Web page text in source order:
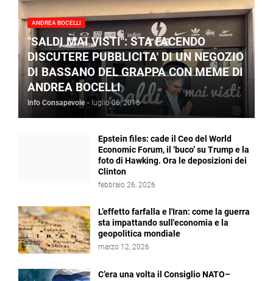
ANDREA BOCELLI
"SALDI MAI VISTI": STA FACENDO
DISCUTERE PUBBLICITA' DI UN NEGOZIO
DI BASSANO DEL GRAPPA CON MEME DI
ANDREA BOCELLI
Info Consapevole - luglio 06, 2016
Epstein files: cade il Ceo del World
Economic Forum, il ‘buco’ su Trump e la
foto di Hawking. Ora le deposizioni dei
Clinton
febbraio 26, 2026
L’effetto farfalla e l'Iran: come la guerra
sta impattando sull'economia e la
geopolitica mondiale
marzo 12, 2026
C’era una volta il Consiglio NATO–